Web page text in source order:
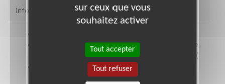
Infos pratiques
SRAI- Immeuble Les Roitelets 6 Rue
du Luxembourg VANDOEUVRE LES NANCY (54500)
Ouvrir le plan d'accès
sur ceux que vous
souhaitez activer
Tout accepter
Tout refuser